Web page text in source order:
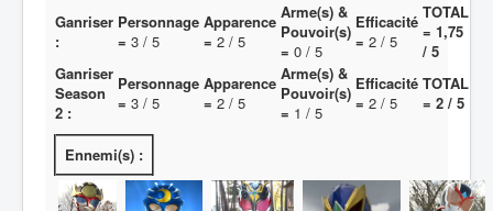
Race
Archétype
Récurrent
Subalterne
Ganriser
:
Personnage
= 3 / 5
Apparence
= 2 / 5
Arme(s) &
Pouvoir(s)
= 0 / 5
Efficacité
= 2 / 5
TOTAL
= 1,75
/ 5
Ganriser
Season
2 :
Personnage
= 3 / 5
Apparence
= 2 / 5
Arme(s) &
Pouvoir(s)
= 1 / 5
Efficacité
= 2 / 5
TOTAL
= 2 / 5
Ennemi(s) :